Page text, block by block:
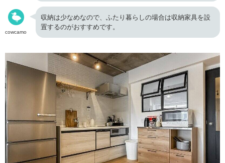
cowcamo
収納は少なめなので、ふたり暮らしの場合は収納家具を設
置するのがおすすめです。